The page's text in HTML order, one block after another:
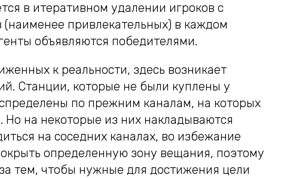
в итеративном удалении игроков с
привлекательных) в каждом
объявляются победителями.
к реальности, здесь возникает
Станции, которые не были куплены у
по прежним каналам, на которых
Но на некоторые из них накладываются
на соседних каналах, во избежание
определенную зону вещания, поэтому
тем, чтобы нужные для достижения цели